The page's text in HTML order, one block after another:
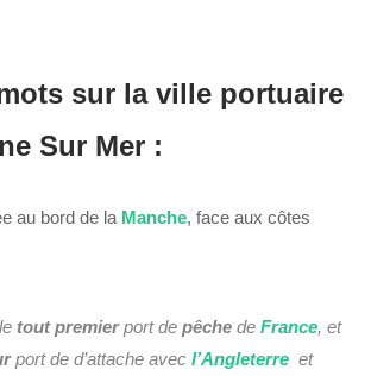
sur la ville portuaire
Sur Mer :
au bord de la Manche, face aux côtes
tout premierport de pêchede France, et
port de d’attache avec l’Angleterre et